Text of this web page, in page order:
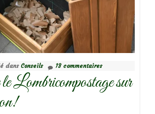
dansConseils 13 commentaires
Lombricompostage sur